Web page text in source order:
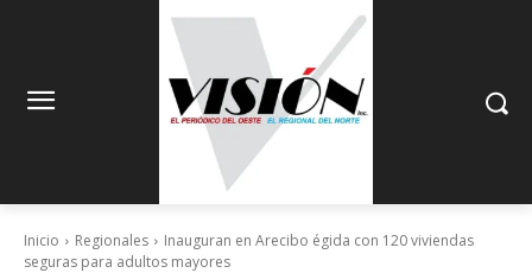
Inicio Regionales
Inauguran en Arecibo égida con 120 viviendas
seguras para adultos mayores